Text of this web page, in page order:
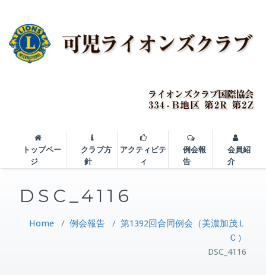
トップペー
ジ
クラブ方
針
アクティビテ
ィ
例会報
告
会員紹
介
DSC_4116
Home / 例会報告 / 第1392回合同例会（美濃加茂Ｌ
Ｃ）
DSC_4116